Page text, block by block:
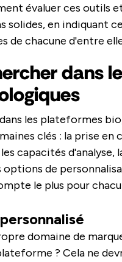
évaluer ces outils
en indiquant
de chacune d'entre
dans
les plateformes
clés : la prise en
capacités d'analyse,
de
le plus pour
domaine de
? Cela ne